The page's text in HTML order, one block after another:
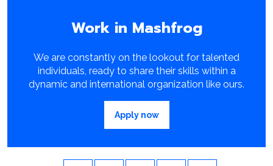
Work in Mashfrog
We are constantly on the lookout for talented
individuals, ready to share their skills within a
dynamic and international organization like ours.
Apply now